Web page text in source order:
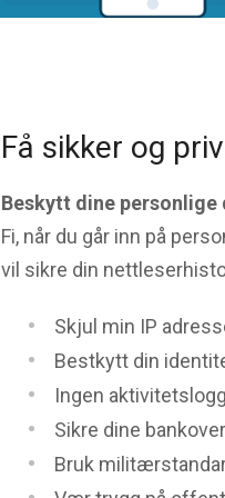
Få sikker og
Beskytt dine personlige
Fi, når du går inn på
vil sikre din
Skjul min IP
Bestkytt din
Ingen
Sikre dine
Bruk